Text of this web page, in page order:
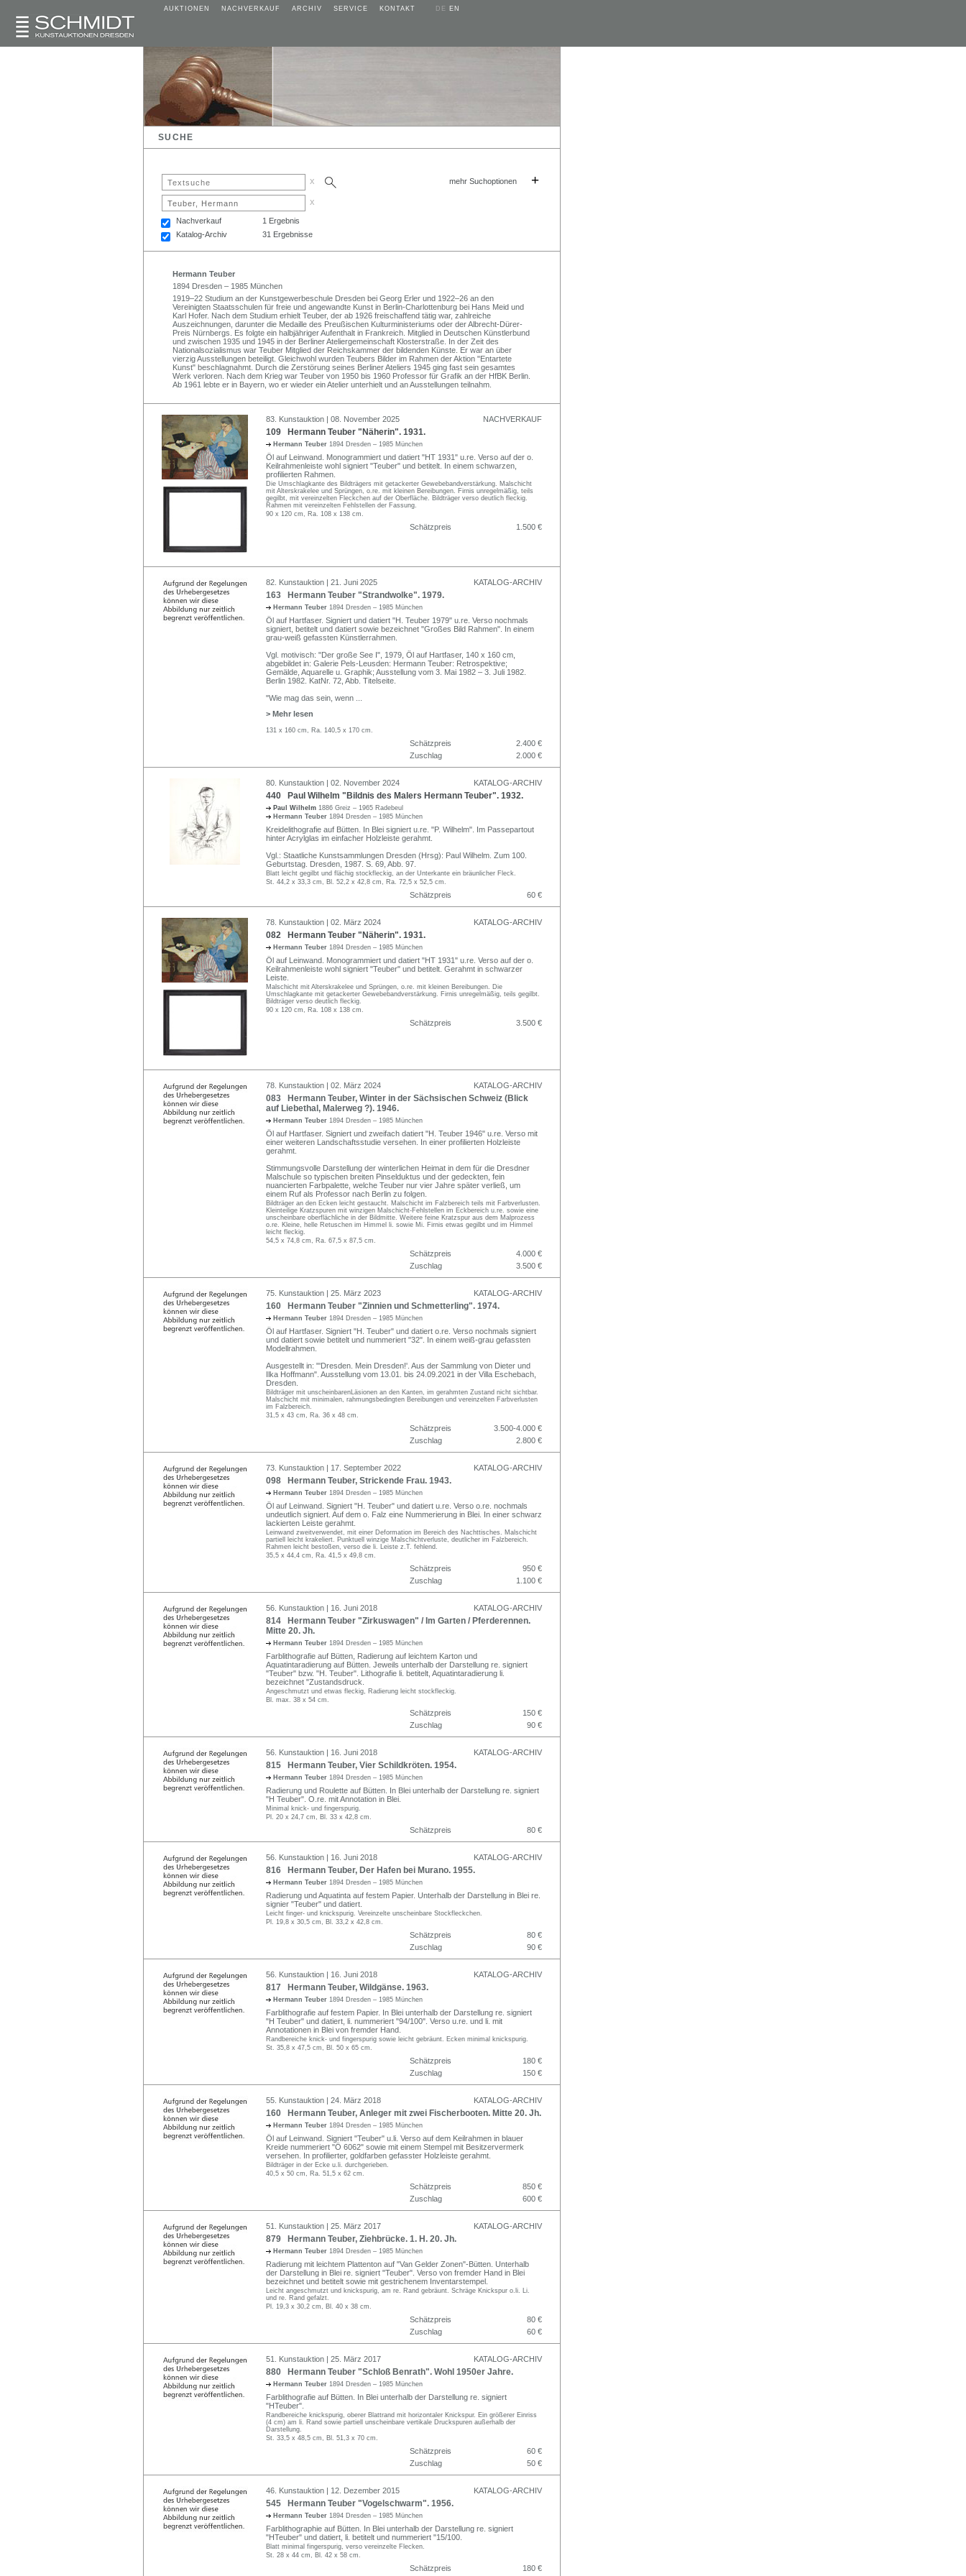
AUKTIONEN NACHVERKAUF ARCHIV SERVICE KONTAKT DE EN
SUCHE
x mehr Suchoptionen +
x
Nachverkauf
1 Ergebnis
Katalog-Archiv
31 Ergebnisse
Hermann Teuber
1894 Dresden – 1985 München
1919–22 Studium an der Kunstgewerbeschule Dresden bei Georg Erler und 1922–26 an den
Vereinigten Staatsschulen für freie und angewandte Kunst in Berlin-Charlottenburg bei Hans Meid und
Karl Hofer. Nach dem Studium erhielt Teuber, der ab 1926 freischaffend tätig war, zahlreiche
Auszeichnungen, darunter die Medaille des Preußischen Kulturministeriums oder der Albrecht-Dürer-
Preis Nürnbergs. Es folgte ein halbjähriger Aufenthalt in Frankreich. Mitglied in Deutschen Künstlerbund
und zwischen 1935 und 1945 in der Berliner Ateliergemeinschaft Klosterstraße. In der Zeit des
Nationalsozialismus war Teuber Mitglied der Reichskammer der bildenden Künste. Er war an über
vierzig Ausstellungen beteiligt. Gleichwohl wurden Teubers Bilder im Rahmen der Aktion "Entartete
Kunst" beschlagnahmt. Durch die Zerstörung seines Berliner Ateliers 1945 ging fast sein gesamtes
Werk verloren. Nach dem Krieg war Teuber von 1950 bis 1960 Professor für Grafik an der HfBK Berlin.
Ab 1961 lebte er in Bayern, wo er wieder ein Atelier unterhielt und an Ausstellungen teilnahm.
83. Kunstauktion | 08. November 2025 NACHVERKAUF
109 Hermann Teuber "Näherin". 1931.
Hermann Teuber 1894 Dresden – 1985 München
Öl auf Leinwand. Monogrammiert und datiert "HT 1931" u.re. Verso auf der o.
Keilrahmenleiste wohl signiert "Teuber" und betitelt. In einem schwarzen,
profilierten Rahmen.
Die Umschlagkante des Bildträgers mit getackerter Gewebebandverstärkung. Malschicht
mit Alterskrakelee und Sprüngen, o.re. mit kleinen Bereibungen. Firnis unregelmäßig, teils
gegilbt, mit vereinzelten Fleckchen auf der Oberfläche. Bildträger verso deutlich fleckig.
Rahmen mit vereinzelten Fehlstellen der Fassung.
90 x 120 cm, Ra. 108 x 138 cm.
Schätzpreis 1.500 €
82. Kunstauktion | 21. Juni 2025 KATALOG-ARCHIV
163 Hermann Teuber "Strandwolke". 1979.
Hermann Teuber 1894 Dresden – 1985 München
Öl auf Hartfaser. Signiert und datiert "H. Teuber 1979" u.re. Verso nochmals
signiert, betitelt und datiert sowie bezeichnet "Großes Bild Rahmen". In einem
grau-weiß gefassten Künstlerrahmen.
Vgl. motivisch: "Der große See I", 1979, Öl auf Hartfaser, 140 x 160 cm,
abgebildet in: Galerie Pels-Leusden: Hermann Teuber: Retrospektive;
Gemälde, Aquarelle u. Graphik; Ausstellung vom 3. Mai 1982 – 3. Juli 1982.
Berlin 1982. KatNr. 72, Abb. Titelseite.
"Wie mag das sein, wenn
> Mehr lesen
131 x 160 cm, Ra. 140,5 x 170 cm.
Schätzpreis
2.400 €
Zuschlag
2.000 €
80. Kunstauktion | 02. November 2024 KATALOG-ARCHIV
440 Paul Wilhelm "Bildnis des Malers Hermann Teuber". 1932.
Paul Wilhelm 1886 Greiz – 1965 Radebeul
Hermann Teuber 1894 Dresden – 1985 München
Kreidelithografie auf Bütten. In Blei signiert u.re. "P. Wilhelm". Im Passepartout
hinter Acrylglas im einfacher Holzleiste gerahmt.
Vgl.: Staatliche Kunstsammlungen Dresden (Hrsg): Paul Wilhelm. Zum 100.
Geburtstag. Dresden, 1987. S. 69, Abb. 97.
Blatt leicht gegilbt und flächig stockfleckig, an der Unterkante ein bräunlicher Fleck.
St. 44,2 x 33,3 cm, Bl. 52,2 x 42,8 cm, Ra. 72,5 x 52,5 cm.
Schätzpreis 60 €
78. Kunstauktion | 02. März 2024 KATALOG-ARCHIV
082 Hermann Teuber "Näherin". 1931.
Hermann Teuber 1894 Dresden – 1985 München
Öl auf Leinwand. Monogrammiert und datiert "HT 1931" u.re. Verso auf der o.
Keilrahmenleiste wohl signiert "Teuber" und betitelt. Gerahmt in schwarzer
Leiste.
Malschicht mit Alterskrakelee und Sprüngen, o.re. mit kleinen Bereibungen. Die
Umschlagkante mit getackerter Gewebebandverstärkung. Firnis unregelmäßig, teils gegilbt.
Bildträger verso deutlich fleckig.
90 x 120 cm, Ra. 108 x 138 cm.
Schätzpreis 3.500 €
78. Kunstauktion | 02. März 2024 KATALOG-ARCHIV
083 Hermann Teuber, Winter in der Sächsischen Schweiz (Blick
auf Liebethal, Malerweg ?). 1946.
Hermann Teuber 1894 Dresden – 1985 München
Öl auf Hartfaser. Signiert und zweifach datiert "H. Teuber 1946" u.re. Verso mit
einer weiteren Landschaftsstudie versehen. In einer profilierten Holzleiste
gerahmt.
Stimmungsvolle Darstellung der winterlichen Heimat in dem für die Dresdner
Malschule so typischen breiten Pinselduktus und der gedeckten, fein
nuancierten Farbpalette, welche Teuber nur vier Jahre später verließ, um
einem Ruf als Professor nach Berlin zu folgen.
Bildträger an den Ecken leicht gestaucht. Malschicht im Falzbereich teils mit Farbverlusten.
Kleinteilige Kratzspuren mit winzigen Malschicht-Fehlstellen im Eckbereich u.re. sowie eine
unscheinbare oberflächliche in der Bildmitte. Weitere feine Kratzspur aus dem Malprozess
o.re. Kleine, helle Retuschen im Himmel li. sowie Mi. Firnis etwas gegilbt und im Himmel
leicht fleckig.
54,5 x 74,8 cm, Ra. 67,5 x 87,5 cm.
Schätzpreis
4.000 €
Zuschlag
3.500 €
75. Kunstauktion | 25. März 2023 KATALOG-ARCHIV
160 Hermann Teuber "Zinnien und Schmetterling". 1974.
Hermann Teuber 1894 Dresden – 1985 München
Öl auf Hartfaser. Signiert "H. Teuber" und datiert o.re. Verso nochmals signiert
und datiert sowie betitelt und nummeriert "32". In einem weiß-grau gefassten
Modellrahmen.
Ausgestellt in: "'Dresden. Mein Dresden!'. Aus der Sammlung von Dieter und
Ilka Hoffmann". Ausstellung vom 13.01. bis 24.09.2021 in der Villa Eschebach,
Dresden.
Bildträger mit unscheinbarenLäsionen an den Kanten, im gerahmten Zustand nicht sichtbar.
Malschicht mit minimalen, rahmungsbedingten Bereibungen und vereinzelten Farbverlusten
im Falzbereich.
31,5 x 43 cm, Ra. 36 x 48 cm.
Schätzpreis
3.500-4.000 €
Zuschlag
2.800 €
73. Kunstauktion | 17. September 2022 KATALOG-ARCHIV
098 Hermann Teuber, Strickende Frau. 1943.
Hermann Teuber 1894 Dresden – 1985 München
Öl auf Leinwand. Signiert "H. Teuber" und datiert u.re. Verso o.re. nochmals
undeutlich signiert. Auf dem o. Falz eine Nummerierung in Blei. In einer schwarz
lackierten Leiste gerahmt.
Leinwand zweitverwendet, mit einer Deformation im Bereich des Nachttisches. Malschicht
partiell leicht krakeliert. Punktuell winzige Malschichtverluste, deutlicher im Falzbereich.
Rahmen leicht bestoßen, verso die li. Leiste z.T. fehlend.
35,5 x 44,4 cm, Ra. 41,5 x 49,8 cm.
Schätzpreis
950 €
Zuschlag
1.100 €
56. Kunstauktion | 16. Juni 2018 KATALOG-ARCHIV
814 Hermann Teuber "Zirkuswagen" / Im Garten / Pferderennen.
Mitte 20. Jh.
Hermann Teuber 1894 Dresden – 1985 München
Farblithografie auf Bütten, Radierung auf leichtem Karton und
Aquatintaradierung auf Bütten. Jeweils unterhalb der Darstellung re. signiert
"Teuber" bzw. "H. Teuber". Lithografie li. betitelt, Aquatintaradierung li.
bezeichnet "Zustandsdruck.
Angeschmutzt und etwas fleckig, Radierung leicht stockfleckig.
Bl. max. 38 x 54 cm.
Schätzpreis
150 €
Zuschlag
90 €
56. Kunstauktion | 16. Juni 2018 KATALOG-ARCHIV
815 Hermann Teuber, Vier Schildkröten. 1954.
Hermann Teuber 1894 Dresden – 1985 München
Radierung und Roulette auf Bütten. In Blei unterhalb der Darstellung re. signiert
"H Teuber". O.re. mit Annotation in Blei.
Minimal knick- und fingerspurig.
Pl. 20 x 24,7 cm, Bl. 33 x 42,8 cm.
Schätzpreis 80 €
56. Kunstauktion | 16. Juni 2018 KATALOG-ARCHIV
816 Hermann Teuber, Der Hafen bei Murano. 1955.
Hermann Teuber 1894 Dresden – 1985 München
Radierung und Aquatinta auf festem Papier. Unterhalb der Darstellung in Blei re.
signier "Teuber" und datiert.
Leicht finger- und knickspurig. Vereinzelte unscheinbare Stockfleckchen.
Pl. 19,8 x 30,5 cm, Bl. 33,2 x 42,8 cm.
Schätzpreis
80 €
Zuschlag
90 €
56. Kunstauktion | 16. Juni 2018 KATALOG-ARCHIV
817 Hermann Teuber, Wildgänse. 1963.
Hermann Teuber 1894 Dresden – 1985 München
Farblithografie auf festem Papier. In Blei unterhalb der Darstellung re. signiert
"H Teuber" und datiert, li. nummeriert "94/100". Verso u.re. und li. mit
Annotationen in Blei von fremder Hand.
Randbereiche knick- und fingerspurig sowie leicht gebräunt. Ecken minimal knickspurig.
St. 35,8 x 47,5 cm, Bl. 50 x 65 cm.
Schätzpreis
180 €
Zuschlag
150 €
55. Kunstauktion | 24. März 2018 KATALOG-ARCHIV
160 Hermann Teuber, Anleger mit zwei Fischerbooten. Mitte 20. Jh.
Hermann Teuber 1894 Dresden – 1985 München
Öl auf Leinwand. Signiert "Teuber" u.li. Verso auf dem Keilrahmen in blauer
Kreide nummeriert "Ö 6062" sowie mit einem Stempel mit Besitzervermerk
versehen. In profilierter, goldfarben gefasster Holzleiste gerahmt.
Bildträger in der Ecke u.li. durchgerieben.
40,5 x 50 cm, Ra. 51,5 x 62 cm.
Schätzpreis
850 €
Zuschlag
600 €
51. Kunstauktion | 25. März 2017 KATALOG-ARCHIV
879 Hermann Teuber, Ziehbrücke. 1. H. 20. Jh.
Hermann Teuber 1894 Dresden – 1985 München
Radierung mit leichtem Plattenton auf "Van Gelder Zonen"-Bütten. Unterhalb
der Darstellung in Blei re. signiert "Teuber". Verso von fremder Hand in Blei
bezeichnet und betitelt sowie mit gestrichenem Inventarstempel.
Leicht angeschmutzt und knickspurig, am re. Rand gebräunt. Schräge Knickspur o.li. Li.
und re. Rand gefalzt.
Pl. 19,3 x 30,2 cm, Bl. 40 x 38 cm.
Schätzpreis
80 €
Zuschlag
60 €
51. Kunstauktion | 25. März 2017 KATALOG-ARCHIV
880 Hermann Teuber "Schloß Benrath". Wohl 1950er Jahre.
Hermann Teuber 1894 Dresden – 1985 München
Farblithografie auf Bütten. In Blei unterhalb der Darstellung re. signiert
"HTeuber".
Randbereiche knickspurig, oberer Blattrand mit horizontaler Knickspur. Ein größerer Einriss
(4 cm) am li. Rand sowie partiell unscheinbare vertikale Druckspuren außerhalb der
Darstellung.
St. 33,5 x 48,5 cm, Bl. 51,3 x 70 cm.
Schätzpreis
60 €
Zuschlag
50 €
46. Kunstauktion | 12. Dezember 2015 KATALOG-ARCHIV
545 Hermann Teuber "Vogelschwarm". 1956.
Hermann Teuber 1894 Dresden – 1985 München
Farblithographie auf Bütten. In Blei unterhalb der Darstellung re. signiert
"HTeuber" und datiert, li. betitelt und nummeriert "15/100.
Blatt minimal fingerspurig, verso vereinzelte Flecken.
St. 28 x 44 cm, Bl. 42 x 58 cm.
Schätzpreis
180 €